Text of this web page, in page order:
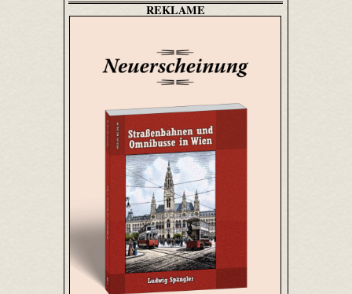
REKLAME